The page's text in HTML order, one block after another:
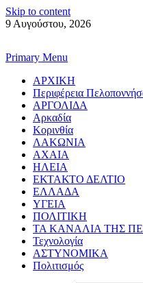
Skip to content
9 Αυγούστου, 2026
Primary Menu
ΑΡΧΙΚΗ
Περιφέρεια
ΑΡΓΟΛΙΔΑ
Αρκαδία
Κορινθία
ΛΑΚΩΝΙΑ
ΑΧΑΙΑ
ΗΛΕΙΑ
ΕΚΤΑΚΤΟ ΔΕΛΤΙΟ
ΕΛΛΑΔΑ
ΥΓΕΙΑ
ΠΟΛΙΤΙΚΗ
ΤΑ ΚΑΝΑΛΙΑ ΤΗΣ
Τεχνολογία
ΑΣΤΥΝΟΜΙΚΑ
Πολιτισμός